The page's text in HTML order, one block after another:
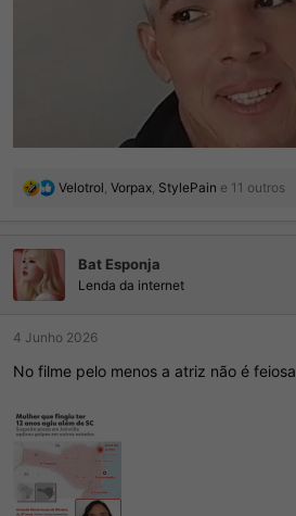
R
ç
õ
e
s
Velotrol, Vorpax, StylePain e 11 outros
Bat Esponja
Lenda da internet
4 Junho 2026
No filme pelo menos a atriz não é feiosa